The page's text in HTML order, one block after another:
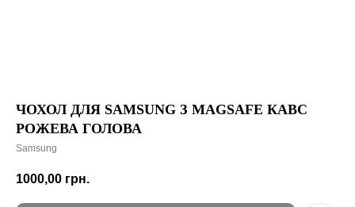
ЧОХОЛ ДЛЯ SAMSUNG З MAGSAFE КАВС
РОЖЕВА ГОЛОВА
Samsung
1000,00 грн.